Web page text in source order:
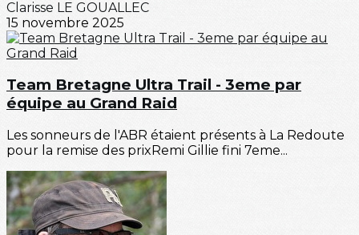
Clarisse LE GOUALLEC
15 novembre 2025
Team Bretagne Ultra Trail - 3eme par
équipe au Grand Raid
Les sonneurs de l'ABR étaient présents à La Redoute
pour la remise des prixRemi Gillie fini 7eme...